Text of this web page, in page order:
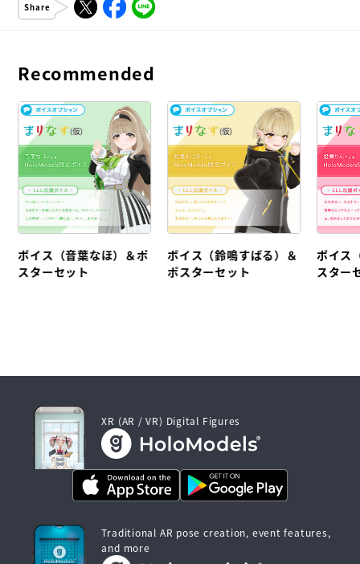
Share
Recommended
ボイス（音葉なほ）＆ポ
スターセット
ボイス（鈴鳴すばる）＆
ポスターセット
ボイス
スター
XR (AR / VR) Digital Figures
Traditional AR pose creation, event features,
and more